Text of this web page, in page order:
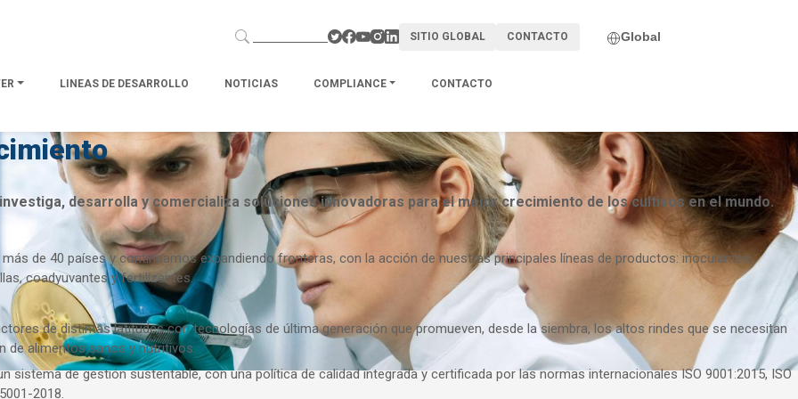
SITIO GLOBAL CONTACTO Global
LINEAS DE DESARROLLO NOTICIAS COMPLIANCE CONTACTO
desarrolla y comercializa soluciones innovadoras para el mejor crecimiento de los cultivos en el mundo.
de 40 países y continuamos expandiendo fronteras, con la acción de nuestras principales líneas de productos: inoculantes,
coadyuvantes y fertilizantes.
de distintas latitudes con tecnologías de última generación que promueven, desde la siembra, los altos rindes que se necesitan
de alimentos sanos y nutritivos.
sistema de gestión sustentable, con una política de calidad integrada y certificada por las normas internacionales ISO 9001:2015, ISO
2018.